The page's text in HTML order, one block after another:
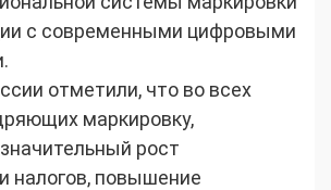
с современными цифровыми
отметили, что во всех
маркировку,
рост
налогов, повышение